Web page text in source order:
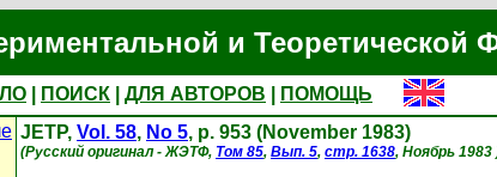
и Теоретической
ПОИСК ДЛЯ АВТОРОВ
ПОМОЩЬ
JETP, Vol. 58, No 5, p. 953 (November 1983)
(Русский оригинал - ЖЭТФ, Том 85, Вып. 5, стр. 1638, Ноябрь 1983